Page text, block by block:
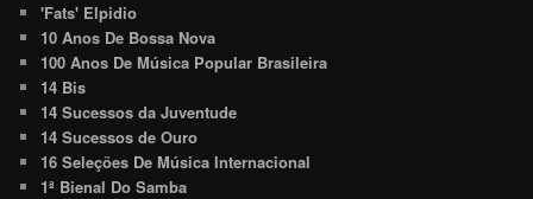
'Fats' Elpidio
10 Anos De Bossa Nova
100 Anos De Música Popular Brasileira
14 Bis
14 Sucessos da Juventude
14 Sucessos de Ouro
16 Seleções De Música Internacional
1ª Bienal Do Samba